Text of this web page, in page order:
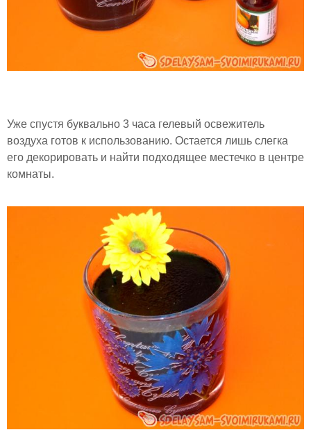
Уже спустя буквально 3 часа гелевый освежитель
воздуха готов к использованию. Остается лишь слегка
его декорировать и найти подходящее местечко в центре
комнаты.